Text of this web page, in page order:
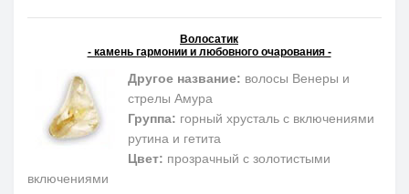
Волосатик
- камень гармонии и любовного очарования -
Другое название: волосы Венеры и
стрелы Амура
Группа: горный хрусталь с включениями
рутина и гетита
Цвет: прозрачный с золотистыми
включениями